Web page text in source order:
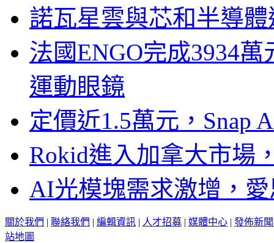
諾瓦星雲與芯和半導
法國ENGO完成3934
運動眼鏡
定價近1.5萬元，Snap
Rokid進入加拿大市場
AI光模塊需求激增，
關於我們 | 聯絡我們 | 編輯資訊 | 人才招募 | 媒體中心 | 發佈新
站地圖